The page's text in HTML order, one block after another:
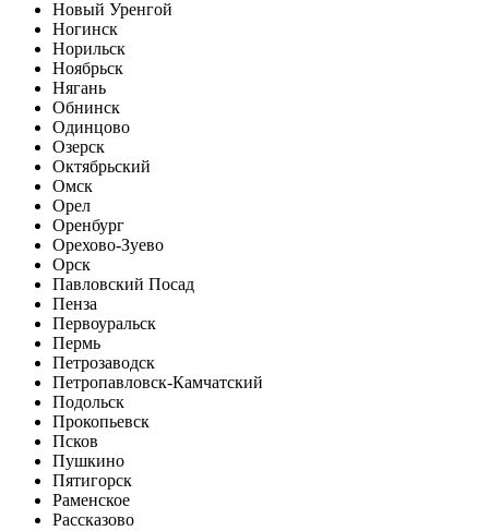
Новый Уренгой
Ногинск
Норильск
Ноябрьск
Нягань
Обнинск
Одинцово
Озерск
Октябрьский
Омск
Орел
Оренбург
Орехово-Зуево
Орск
Павловский Посад
Пенза
Первоуральск
Пермь
Петрозаводск
Петропавловск-Камчатский
Подольск
Прокопьевск
Псков
Пушкино
Пятигорск
Раменское
Рассказово